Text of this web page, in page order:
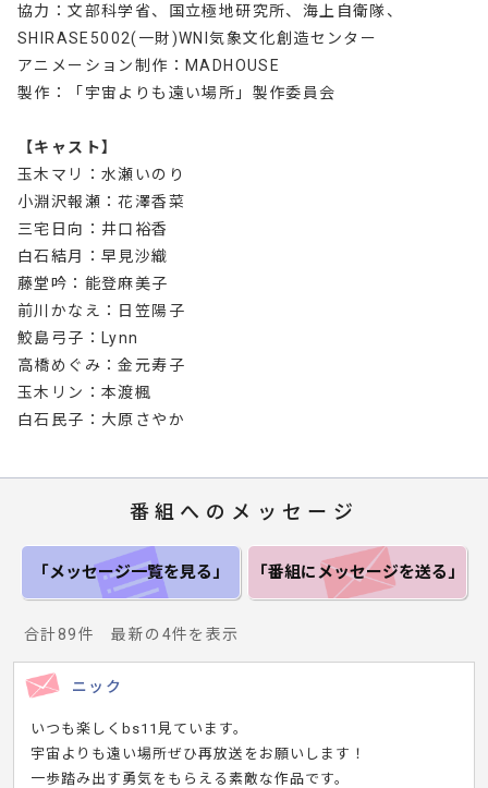
協力：文部科学省、国立極地研究所、海上自衛隊、
SHIRASE5002(一財)WNI気象文化創造センター
アニメーション制作：MADHOUSE
製作：「宇宙よりも遠い場所」製作委員会
【キャスト】
玉木マリ：水瀬いのり
小淵沢報瀬：花澤香菜
三宅日向：井口裕香
白石結月：早見沙織
藤堂吟：能登麻美子
前川かなえ：日笠陽子
鮫島弓子：Lynn
高橋めぐみ：金元寿子
玉木リン：本渡楓
白石民子：大原さやか
番組へのメッセージ
「メッセージ一覧を見る」 「番組にメッセージを送る」
合計89件 最新の4件を表示
ニック
いつも楽しくbs11見ています。
宇宙よりも遠い場所ぜひ再放送をお願いします！
一歩踏み出す勇気をもらえる素敵な作品です。